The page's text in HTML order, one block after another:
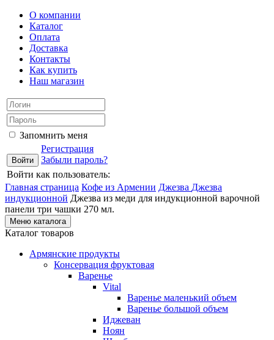
О компании
Каталог
Оплата
Доставка
Контакты
Как купить
Наш магазин
Запомнить меня
Регистрация
Забыли пароль?
Войти как пользователь:
Главная страница Кофе из Армении Джезва Джезва
индукционной Джезва из меди для индукционной варочной
панели три чашки 270 мл.
Меню каталога
Каталог товаров
Армянские продукты
Консервация фруктовая
Варенье
Vital
Варенье маленький объем
Варенье большой объем
Иджеван
Ноян